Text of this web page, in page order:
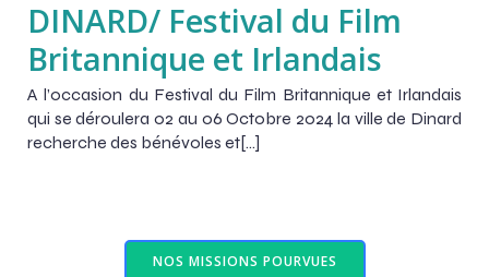
DINARD/ Festival du Film
Britannique et Irlandais
A l’occasion du Festival du Film Britannique et Irlandais
qui se déroulera 02 au 06 Octobre 2024 la ville de Dinard
recherche des bénévoles et[…]
NOS MISSIONS POURVUES